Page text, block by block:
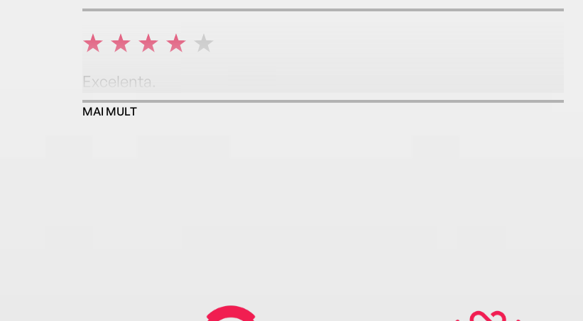
Excelenta.
MAI MULT